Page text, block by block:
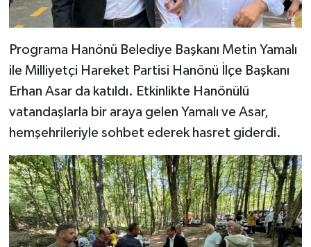
Programa Hanönü Belediye Başkanı Metin Yamalı
ile Milliyetçi Hareket Partisi Hanönü İlçe Başkanı
Erhan Asar da katıldı. Etkinlikte Hanönülü
vatandaşlarla bir araya gelen Yamalı ve Asar,
hemşehrileriyle sohbet ederek hasret giderdi.
Haber Arşivi